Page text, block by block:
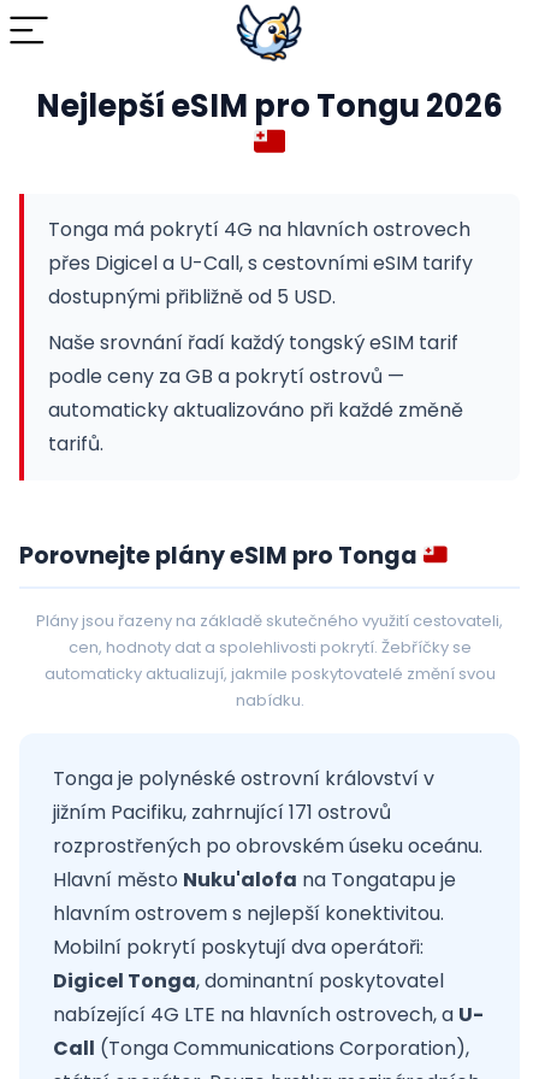
Nejlepší eSIM pro Tongu 2026
Tonga má pokrytí 4G na hlavních ostrovech
přes Digicel a U-Call, s cestovními eSIM tarify
dostupnými přibližně od 5 USD.
Naše srovnání řadí každý tongský eSIM tarif
podle ceny za GB a pokrytí ostrovů —
automaticky aktualizováno při každé změně
tarifů.
Porovnejte plány eSIM pro Tonga
Plány jsou řazeny na základě skutečného využití cestovateli,
cen, hodnoty dat a spolehlivosti pokrytí. Žebříčky se
automaticky aktualizují, jakmile poskytovatelé změní svou
nabídku.
Tonga je polynéské ostrovní království v
jižním Pacifiku, zahrnující 171 ostrovů
rozprostřených po obrovském úseku oceánu.
Hlavní město Nuku'alofa na Tongatapu je
hlavním ostrovem s nejlepší konektivitou.
Mobilní pokrytí poskytují dva operátoři:
Digicel Tonga, dominantní poskytovatel
nabízející 4G LTE na hlavních ostrovech, a U-
Call (Tonga Communications Corporation),